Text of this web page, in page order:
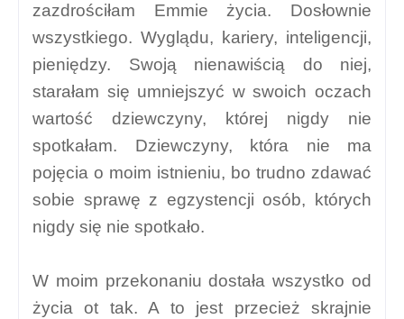
zazdrościłam Emmie życia. Dosłownie
wszystkiego. Wyglądu, kariery, inteligencji,
pieniędzy. Swoją nienawiścią do niej,
starałam się umniejszyć w swoich oczach
wartość dziewczyny, której nigdy nie
spotkałam. Dziewczyny, która nie ma
pojęcia o moim istnieniu, bo trudno zdawać
sobie sprawę z egzystencji osób, których
nigdy się nie spotkało.
W moim przekonaniu dostała wszystko od
życia ot tak. A to jest przecież skrajnie